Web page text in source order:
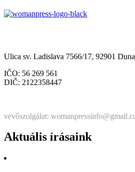
Ulica sv. Ladislava 7566/17, 92901
IČO: 56 269 561
DIČ: 2122358447
vevőszolgálat:
Aktuális írásaink